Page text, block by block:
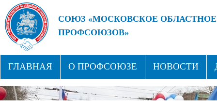
СОЮЗ «МОСКОВСКОЕ
ПРОФСОЮЗОВ»
ГЛАВНАЯ О ПРОФСОЮЗЕ НОВОСТИ
СТРУКТУРА ПРОФСОЮЗНЫЕ ЗДРАВНИЦЫ